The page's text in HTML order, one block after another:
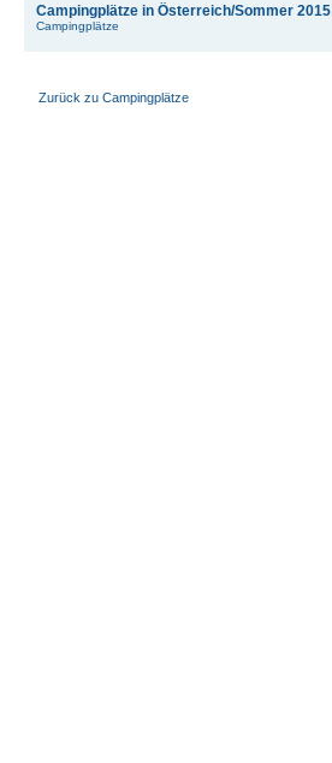
Campingplätze in Österreich/Sommer 2015
Campingplätze
Zurück zu Campingplätze